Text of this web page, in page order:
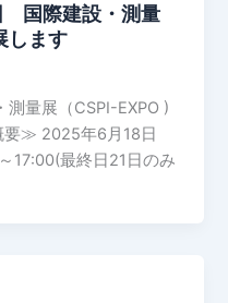
国際建設・測量
します
量展（CSPI-EXPO )
要≫ 2025年6月18日
17:00(最終日21日のみ